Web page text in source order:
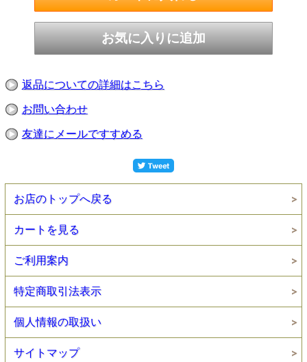
返品についての詳細はこちら
お問い合わせ
友達にメールですすめる
お店のトップへ戻る
カートを見る
ご利用案内
特定商取引法表示
個人情報の取扱い
サイトマップ